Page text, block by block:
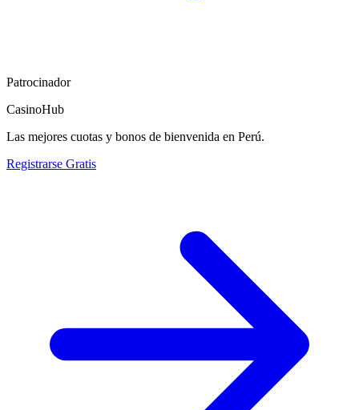
Patrocinador
CasinoHub
Las mejores cuotas y bonos de bienvenida en Perú.
Registrarse Gratis